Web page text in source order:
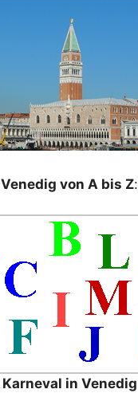
Venedig von A bis Z:
Karneval in Venedig